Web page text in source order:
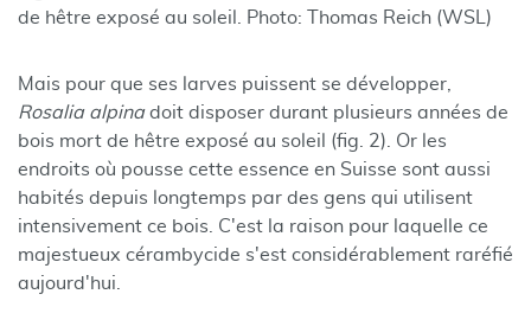
de hêtre exposé au soleil. Photo: Thomas Reich (WSL)
Mais pour que ses larves puissent se développer,
Rosalia alpinadoit disposer durant plusieurs années de
bois mort de hêtre exposé au soleil (fig. 2). Or les
endroits où pousse cette essence en Suisse sont aussi
habités depuis longtemps par des gens qui utilisent
intensivement ce bois. C'est la raison pour laquelle ce
majestueux cérambycide s'est considérablement raréfié
aujourd'hui.